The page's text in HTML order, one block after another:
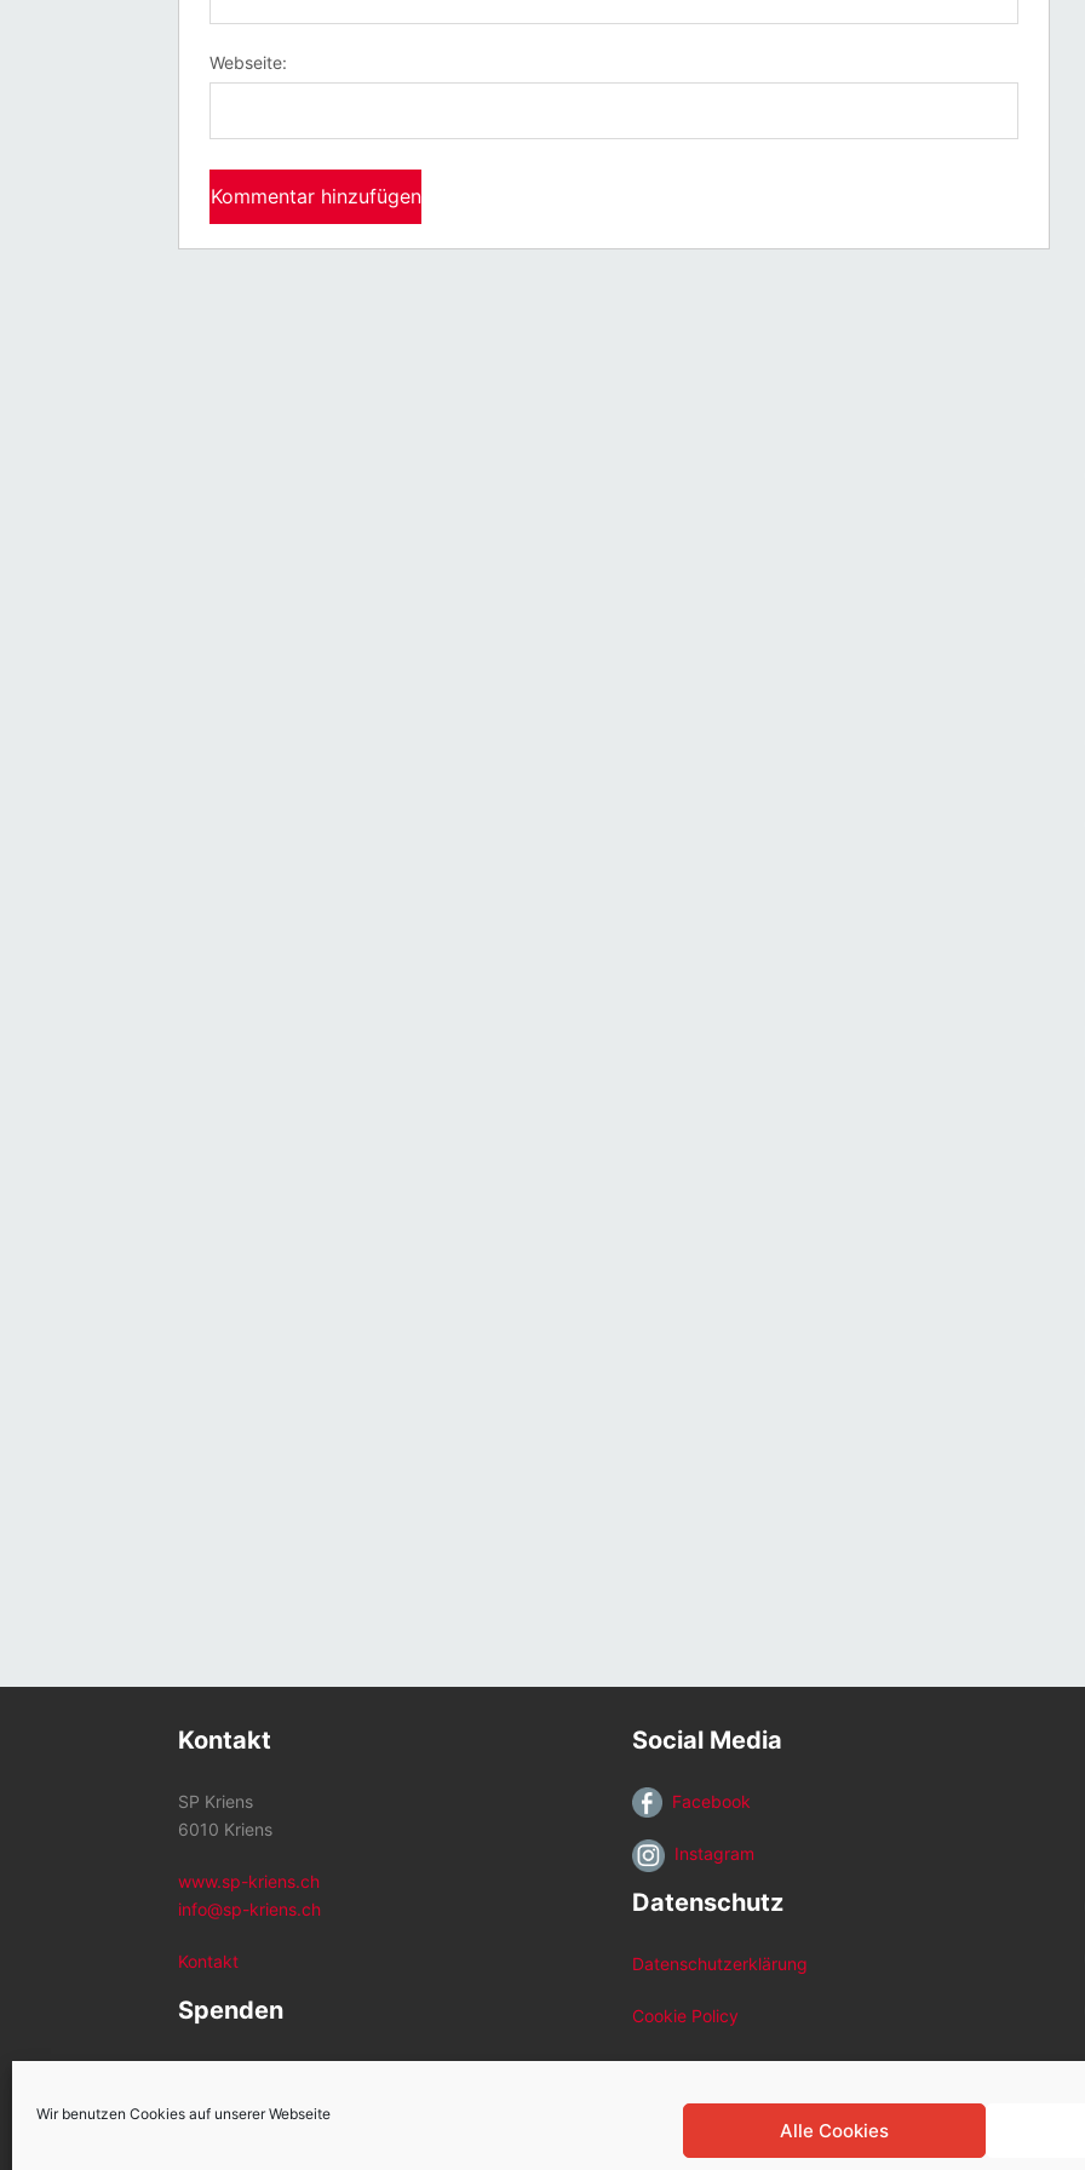
Wir benutzen Cookies auf unserer Webseite
Alle Cookies
Webseite:
Kontakt
SP Kriens
6010 Kriens
www.sp-kriens.ch
info@sp-kriens.ch
Kontakt
Spenden
Social Media
Facebook
Instagram
Datenschutz
Datenschutzerklärung
Cookie Policy